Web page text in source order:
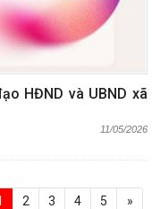
HĐND và UBND xã
11/05/2026
2 3 4 5 »